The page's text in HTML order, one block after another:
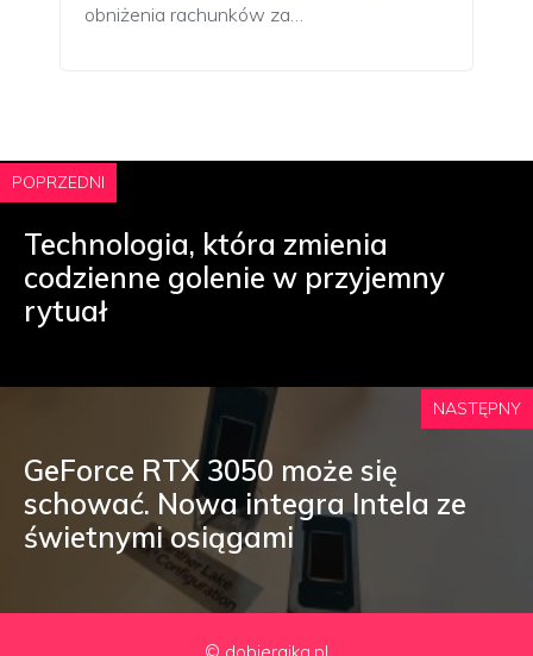
obniżenia rachunków za…
POPRZEDNI
Technologia, która zmienia
codzienne golenie w przyjemny
rytuał
NASTĘPNY
GeForce RTX 3050 może się
schować. Nowa integra Intela ze
świetnymi osiągami
© dobierajka.pl